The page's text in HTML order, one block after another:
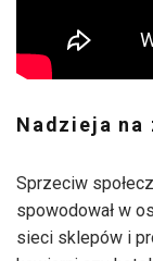
Nadzieja na
Sprzeciw
spowodował w
sieci sklepów i